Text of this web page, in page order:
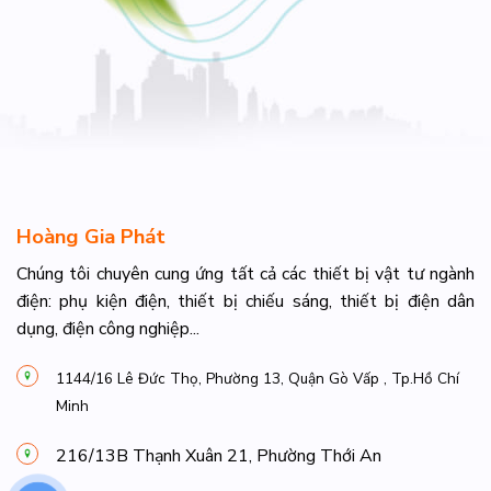
Hoàng Gia Phát
Chúng tôi chuyên cung ứng tất cả các thiết bị vật tư ngành
điện: phụ kiện điện, thiết bị chiếu sáng, thiết bị điện dân
dụng, điện công nghiệp...
1144/16 Lê Đức Thọ, Phường 13, Quận Gò Vấp , Tp.Hồ Chí
Minh
216/13B Thạnh Xuân 21, Phường Thới An